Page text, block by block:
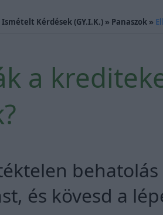
Kérdések (GY.I.K.) » Panaszok »
a
és kövesd a